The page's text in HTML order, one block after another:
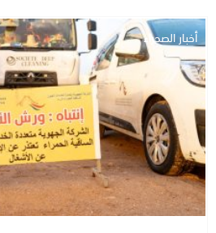
أخبار الصحراء